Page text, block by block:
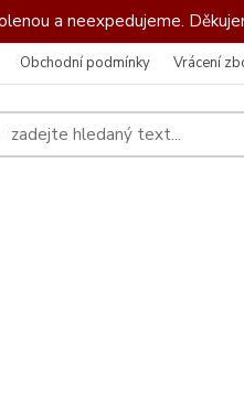
a neexpedujeme.
Obchodní podmínky Vrácení